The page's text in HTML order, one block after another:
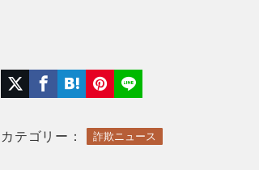
カテゴリー： 詐欺ニュース